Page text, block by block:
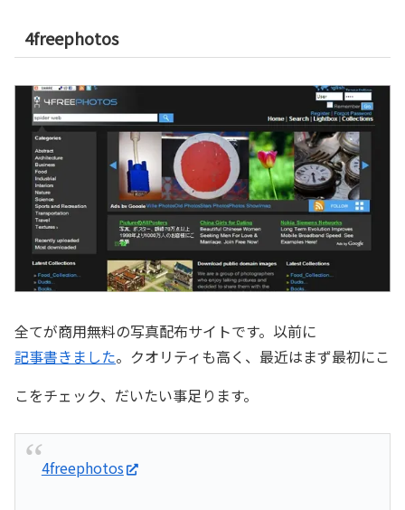
4freephotos
全てが商用無料の写真配布サイトです。以前に
記事書きました。クオリティも高く、最近はまず最初にこ
こをチェック、だいたい事足ります。
4freephotos